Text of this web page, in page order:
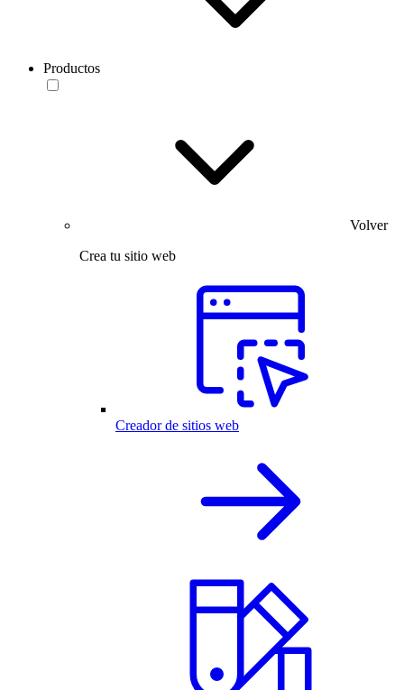
Productos
Volver
Crea tu sitio web
Creador de sitios web